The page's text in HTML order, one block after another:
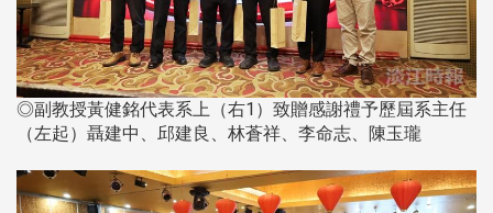
◎副教授黃健銘代表系上（右1）致贈感謝禮予歷屆系主任
（左起）聶建中、邱建良、林蒼祥、李命志、陳玉瓏